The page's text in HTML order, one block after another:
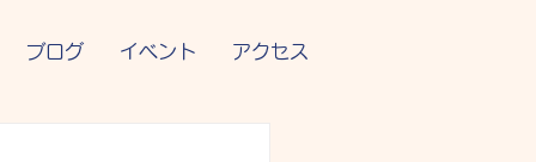
ブログ イベント アクセス